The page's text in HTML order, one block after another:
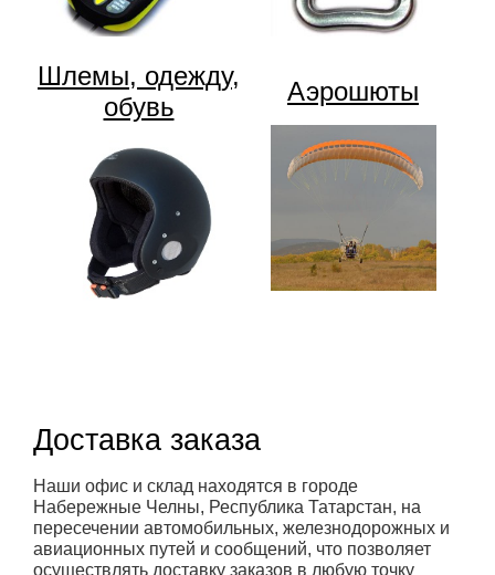
Шлемы, одежду,
обувь
Аэрошюты
Доставка заказа
Наши офис и склад находятся в городе
Набережные Челны, Республика Татарстан, на
пересечении автомобильных, железнодорожных и
авиационных путей и сообщений, что позволяет
осуществлять доставку заказов в любую точку